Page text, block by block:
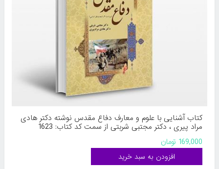
کتاب آشنایی با علوم و معارف دفاع مقدس نوشته دکتر هادی‌
مراد پیری ، دکتر مجتبی شربتی از سمت کد کتاب: 1623
169,000 تومان